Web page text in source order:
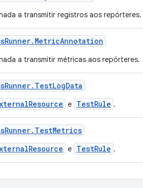
a transmitir registros aos repórteres.
Runner. MetricAnnotation
a transmitir métricas aos repórteres.
Runner. TestLogData
e TestRule .
Runner. TestMetrics
e TestRule .